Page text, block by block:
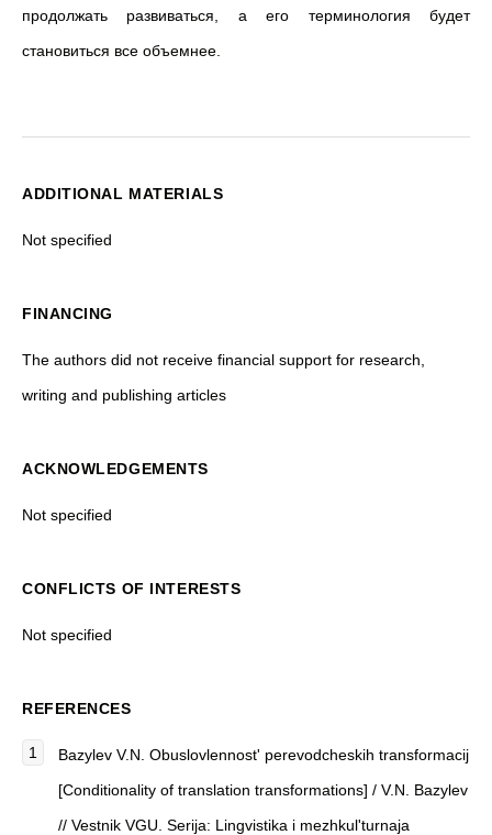
продолжать развиваться, а его терминология будет
становиться все объемнее.
ADDITIONAL MATERIALS
Not specified
FINANCING
The authors did not receive financial support for research,
writing and publishing articles
ACKNOWLEDGEMENTS
Not specified
CONFLICTS OF INTERESTS
Not specified
REFERENCES
Bazylev V.N. Obuslovlennost' perevodcheskih transformacij
[Conditionality of translation transformations] / V.N. Bazylev
// Vestnik VGU. Serija: Lingvistika i mezhkul'turnaja